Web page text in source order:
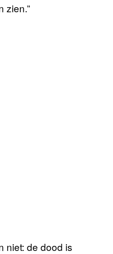
zien.”
niet: de dood is